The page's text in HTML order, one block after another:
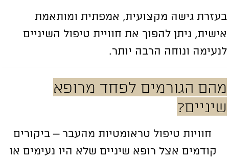
גישה מקצועית, אמפתית ומותאמת
ניתן להפוך את חוויית טיפול השיניים
ונוחה הרבה יותר.
הגורמים לפחד מרופא
חוויות טיפול טראומטיות מהעבר – ביקורים
קודמים אצל רופא שיניים שלא היו נעימים או